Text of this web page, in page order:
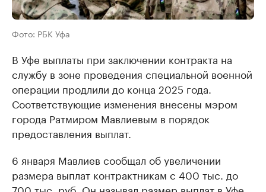
Фото: РБК Уфа
В Уфе выплаты при заключении контракта на
службу в зоне проведения специальной военной
операции продлили до конца 2025 года.
Соответствующие изменения внесены мэром
города Ратмиром Мавлиевым в порядок
предоставления выплат.
6 января Мавлиев сообщал об увеличении
размера выплат контрактникам с 400 тыс. до
700 тыс. руб. Он называл размер выплат в Уфе